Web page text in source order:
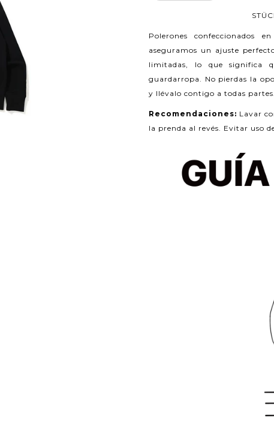
Polerones confeccionados
aseguramos un ajuste
limitadas, lo que significa
guardarropa. No pierdas la
y llévalo contigo a todas partes.
Recomendaciones: Lavar
la prenda al revés. Evitar uso